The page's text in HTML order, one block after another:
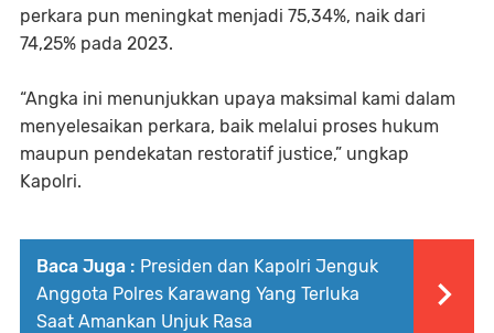
perkara pun meningkat menjadi 75,34%, naik dari
74,25% pada 2023.
“Angka ini menunjukkan upaya maksimal kami dalam
menyelesaikan perkara, baik melalui proses hukum
maupun pendekatan restoratif justice,” ungkap
Kapolri.
Baca Juga : Presiden dan Kapolri Jenguk
Anggota Polres Karawang Yang Terluka
Saat Amankan Unjuk Rasa